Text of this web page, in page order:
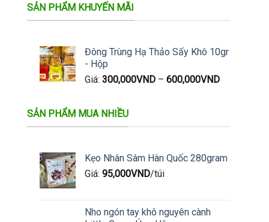
SẢN PHẨM KHUYẾN MÃI
Đông Trùng Hạ Thảo Sấy Khô 10gr
- Hộp
Giá: 300,000VND– 600,000VND
SẢN PHẨM MUA NHIỀU
Kẹo Nhân Sâm Hàn Quốc 280gram
Giá: 95,000VND/túi
Nho ngón tay khô nguyên cành